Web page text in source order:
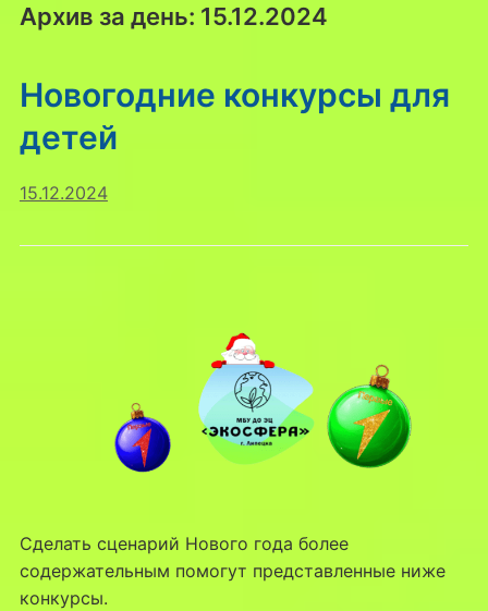
Архив за день: 15.12.2024
Новогодние конкурсы для
детей
15.12.2024
Сделать сценарий Нового года более
содержательным помогут представленные ниже
конкурсы.